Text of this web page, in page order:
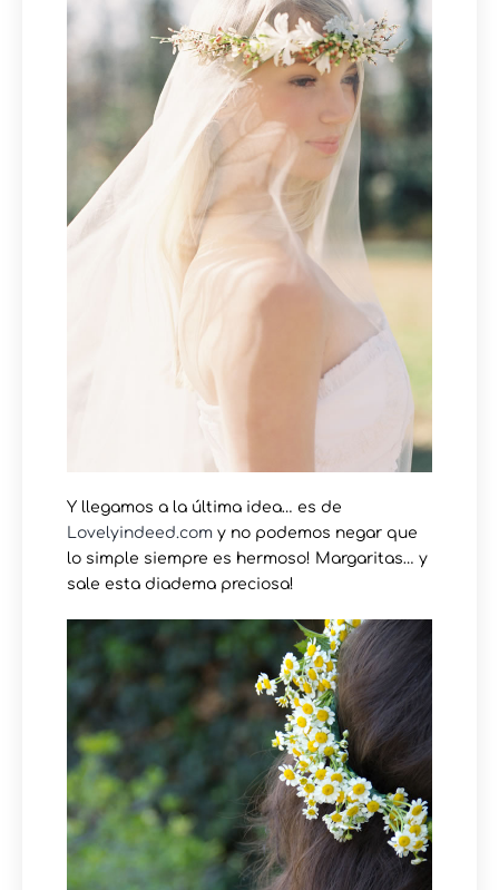
Y llegamos a la última idea… es de
Lovelyindeed.com y no podemos negar que
lo simple siempre es hermoso! Margaritas… y
sale esta diadema preciosa!